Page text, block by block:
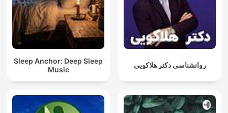
Sleep Anchor: Deep Sleep
Music
روانشناسی دکتر هلاکویی